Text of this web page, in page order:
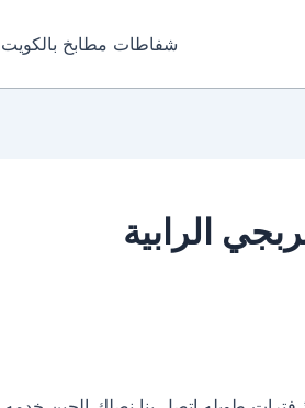
شفاطات مطابخ بالكويت |60497772|فني شفاطات مطابخ الكويت